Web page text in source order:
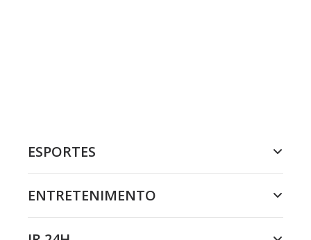
ESPORTES
ENTRETENIMENTO